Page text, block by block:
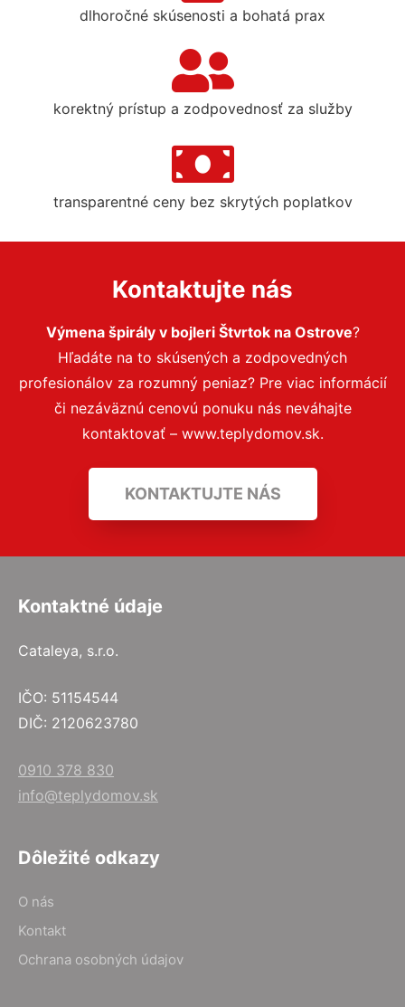
dlhoročné skúsenosti a bohatá prax
korektný prístup a zodpovednosť za služby
transparentné ceny bez skrytých poplatkov
Kontaktujte nás
Výmena špirály v bojleri Štvrtok na Ostrove?
Hľadáte na to skúsených a zodpovedných
profesionálov za rozumný peniaz? Pre viac informácií
či nezáväznú cenovú ponuku nás neváhajte
kontaktovať – www.teplydomov.sk.
KONTAKTUJTE NÁS
Kontaktné údaje
Cataleya, s.r.o.
IČO: 51154544
DIČ: 2120623780
0910 378 830
info@teplydomov.sk
Dôležité odkazy
O nás
Kontakt
Ochrana osobných údajov